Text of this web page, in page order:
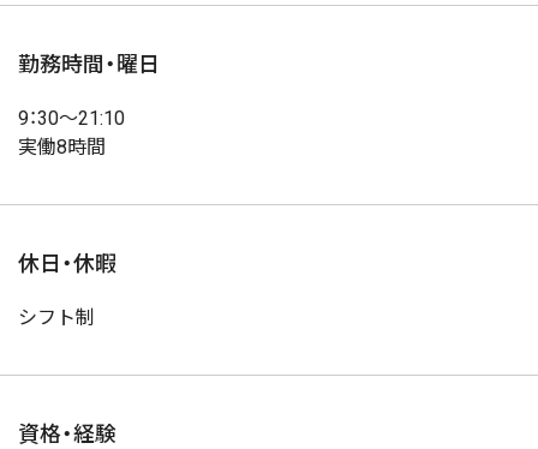
勤務時間・曜日
9：30～21:10
実働8時間
休日・休暇
シフト制
資格・経験